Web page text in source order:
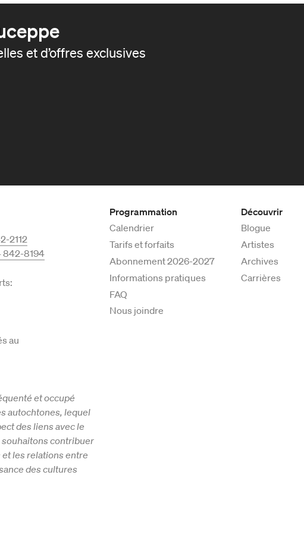
et d’offres exclusives
2112
842-8194
au
et occupé
autochtones, lequel
des liens avec le
souhaitons contribuer
les relations entre
des cultures
Programmation
Calendrier
Tarifs et forfaits
Abonnement 2026-2027
Informations pratiques
FAQ
Nous joindre
Découvrir
Blogue
Artistes
Archives
Carrières